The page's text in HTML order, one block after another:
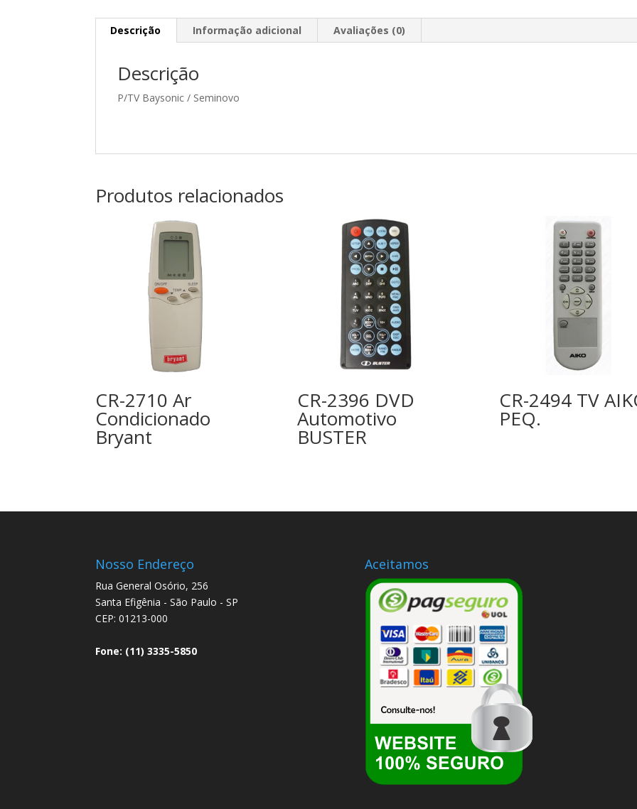
Descrição Informação adicional Avaliações (0)
Descrição
P/TV Baysonic / Seminovo
Produtos relacionados
CR-2710 Ar
Condicionado
Bryant
CR-2396 DVD
Automotivo
BUSTER
CR-2494 TV
PEQ.
Nosso Endereço
Rua General Osório, 256
Santa Efigênia - São Paulo - SP
CEP: 01213-000
Fone: (11) 3335-5850
Aceitamos